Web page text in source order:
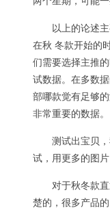
以上的论述
在秋 冬款开始的
们需要选择主推
试数据。在多数
部哪款觉有足够
非常重要的数据。
测试出宝贝
试，用更多的图
对于秋冬款
楚的，很多产品